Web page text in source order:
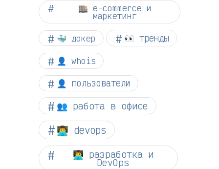
🏬 e-commerce и
маркетинг
🐳 докер 👀 тренды
👤 whois
👤 пользователи
👥 работа в офисе
👨‍💻 devops
👨‍💻 разработка и
DevOps